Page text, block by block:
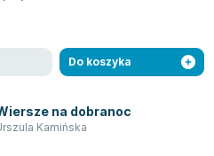
Do koszyka
na dobranoc
Kamińska